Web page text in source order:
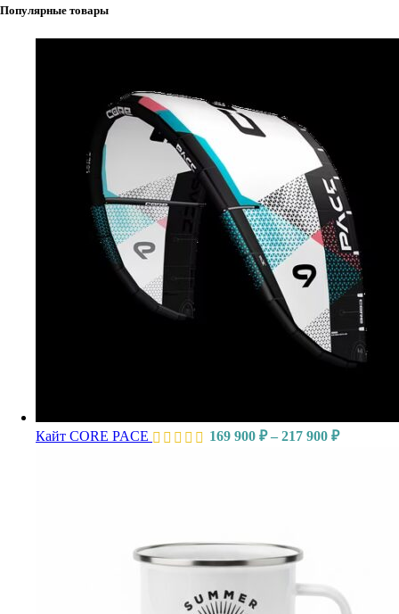
Популярные товары
Кайт CORE PACE 169 900 ₽ – 217 900 ₽